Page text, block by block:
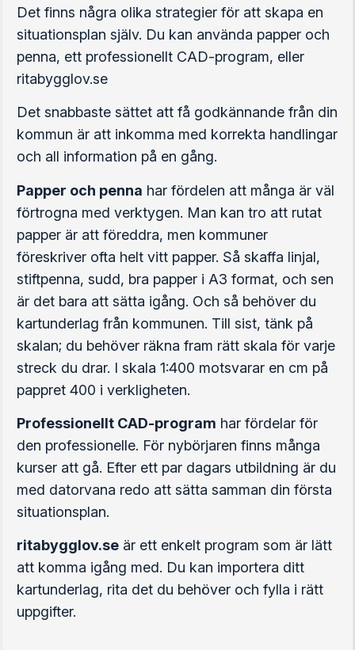
Det finns några olika strategier för att skapa en
situationsplan själv. Du kan använda papper och
penna, ett professionellt CAD-program, eller
ritabygglov.se
Det snabbaste sättet att få godkännande från din
kommun är att inkomma med korrekta handlingar
och all information på en gång.
Papper och penna har fördelen att många är väl
förtrogna med verktygen. Man kan tro att rutat
papper är att föreddra, men kommuner
föreskriver ofta helt vitt papper. Så skaffa linjal,
stiftpenna, sudd, bra papper i A3 format, och sen
är det bara att sätta igång. Och så behöver du
kartunderlag från kommunen. Till sist, tänk på
skalan; du behöver räkna fram rätt skala för varje
streck du drar. I skala 1:400 motsvarar en cm på
pappret 400 i verkligheten.
Professionellt CAD-program har fördelar för
den professionelle. För nybörjaren finns många
kurser att gå. Efter ett par dagars utbildning är du
med datorvana redo att sätta samman din första
situationsplan.
ritabygglov.se är ett enkelt program som är lätt
att komma igång med. Du kan importera ditt
kartunderlag, rita det du behöver och fylla i rätt
uppgifter.